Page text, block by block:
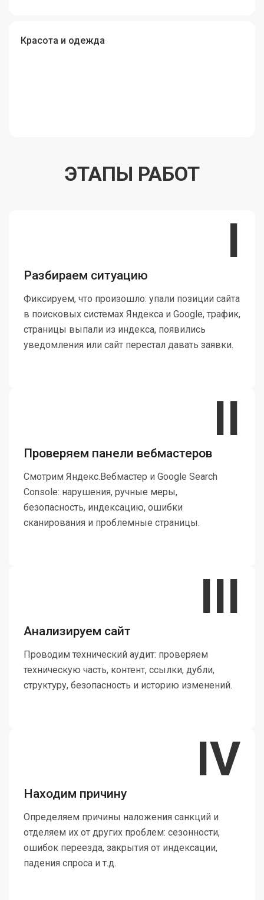
Красота и одежда
ЭТАПЫ РАБОТ
I
Разбираем ситуацию
Фиксируем, что произошло: упали позиции сайта
в поисковых системах Яндекса и Google, трафик,
страницы выпали из индекса, появились
уведомления или сайт перестал давать заявки.
II
Проверяем панели вебмастеров
Смотрим Яндекс.Вебмастер и Google Search
Console: нарушения, ручные меры,
безопасность, индексацию, ошибки
сканирования и проблемные страницы.
III
Анализируем сайт
Проводим технический аудит: проверяем
техническую часть, контент, ссылки, дубли,
структуру, безопасность и историю изменений.
IV
Находим причину
Определяем причины наложения санкций и
отделяем их от других проблем: сезонности,
ошибок переезда, закрытия от индексации,
падения спроса и т.д.